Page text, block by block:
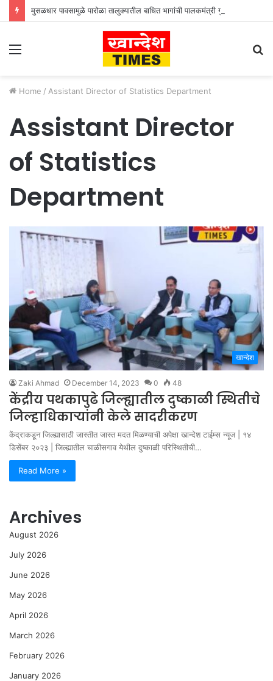
Menu
Home / Assistant Director of Statistics Department
Assistant Director
of Statistics
Department
खान्देश
Zaki Ahmad December 14, 2023 0 48
केंद्रीय पथकापुढे जिल्ह्यातील दुष्काळी स्थितीचे
जिल्हाधिकाऱ्यांनी केले सादरीकरण
केंद्राकडून जिल्ह्यासाठी जास्तीत जास्त मदत मिळण्याची अपेक्षा खान्देश टाईम्स न्यूज | १४
डिसेंबर २०२३ | जिल्ह्यातील चाळीसगाव येथील दुष्काळी परिस्थितीची…
Read More »
Archives
August 2026
July 2026
June 2026
May 2026
April 2026
March 2026
February 2026
January 2026